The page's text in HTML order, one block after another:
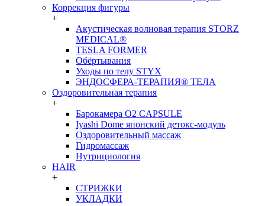
Коррекция фигуры
+
Акустическая волновая терапия STORZ
MEDICAL®
TESLA FORMER
Обёртывания
Уходы по телу STYX
ЭНДОСФЕРА-ТЕРАПИЯ® ТЕЛА
Оздоровительная терапия
+
Барокамера O2 CAPSULE
Iyashi Dome японский детокс-модуль
Оздоровительный массаж
Гидромассаж
Нутрициология
HAIR
+
СТРИЖКИ
УКЛАДКИ